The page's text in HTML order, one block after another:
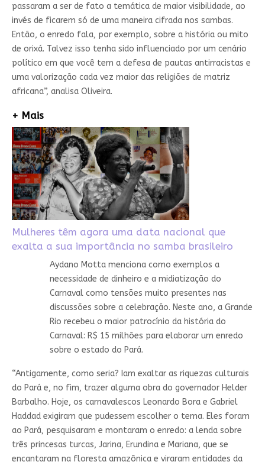
passaram a ser de fato a temática de maior visibilidade, ao
invés de ficarem só de uma maneira cifrada nos sambas.
Então, o enredo fala, por exemplo, sobre a história ou mito
de orixá. Talvez isso tenha sido influenciado por um cenário
político em que você tem a defesa de pautas antirracistas e
uma valorização cada vez maior das religiões de matriz
africana”, analisa Oliveira.
+ Mais
Mulheres têm agora uma data nacional que
exalta a sua importância no samba brasileiro
Aydano Motta menciona como exemplos a
necessidade de dinheiro e a midiatização do
Carnaval como tensões muito presentes nas
discussões sobre a celebração. Neste ano, a Grande
Rio recebeu o maior patrocínio da história do
Carnaval: R$ 15 milhões para elaborar um enredo
sobre o estado do Pará.
“Antigamente, como seria? Iam exaltar as riquezas culturais
do Pará e, no fim, trazer alguma obra do governador Helder
Barbalho. Hoje, os carnavalescos Leonardo Bora e Gabriel
Haddad exigiram que pudessem escolher o tema. Eles foram
ao Pará, pesquisaram e montaram o enredo: a lenda sobre
três princesas turcas, Jarina, Erundina e Mariana, que se
encantaram na floresta amazônica e viraram entidades da